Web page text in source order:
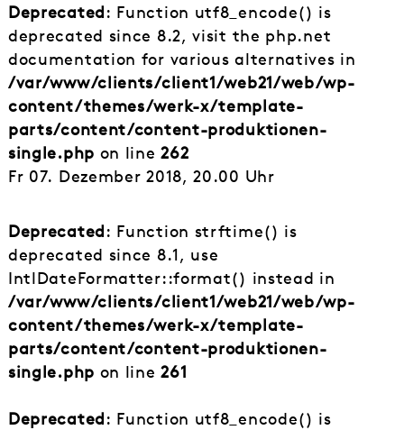
Deprecated: Function utf8_encode() is
deprecated since 8.2, visit the php.net
documentation for various alternatives in
/var/www/clients/client1/web21/web/wp-
content/themes/werk-x/template-
parts/content/content-produktionen-
single.php on line262
Fr 07. Dezember 2018, 20.00 Uhr
Deprecated: Function strftime() is
deprecated since 8.1, use
IntlDateFormatter::format() instead in
/var/www/clients/client1/web21/web/wp-
content/themes/werk-x/template-
parts/content/content-produktionen-
single.php on line261
Deprecated: Function utf8_encode() is